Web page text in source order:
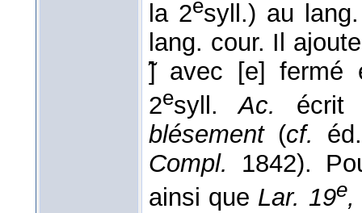
la 2esyll.) au
lang. cour. Il
̃] avec [e] fermé
2esyll.Ac.
écrit
blésement(cf.
Compl.
1842).
ainsi que Lar. 19e,